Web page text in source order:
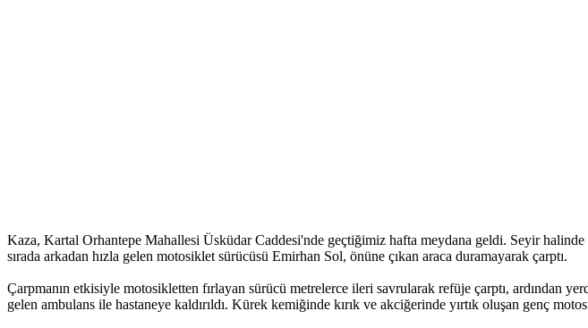
Kaza, Kartal Orhantepe Mahallesi Üsküdar Caddesi'nde geçtiğimiz hafta meydana geldi. Seyir
sırada arkadan hızla gelen motosiklet sürücüsü Emirhan Sol, önüne çıkan araca duramayarak çarptı.
Çarpmanın etkisiyle motosikletten fırlayan sürücü metrelerce ileri savrularak refüje çarptı, ardından
gelen ambulans ile hastaneye kaldırıldı. Kürek kemiğinde kırık ve akciğerinde yırtık oluşan genç